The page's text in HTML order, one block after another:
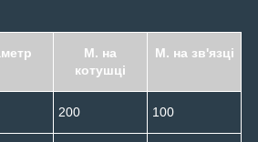
М. на
котушці
М. на зв'язці
200 100